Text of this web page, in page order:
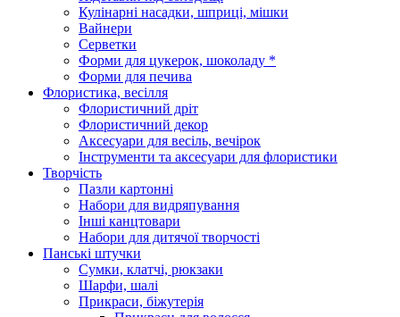
Кулінарні насадки, шприці, мішки
Вайнери
Серветки
Форми для цукерок, шоколаду *
Форми для печива
Флористика, весілля
Флористичний дріт
Флористичний декор
Аксесуари для весіль, вечірок
Інструменти та аксесуари для флористики
Творчість
Пазли картонні
Набори для видряпування
Інші канцтовари
Набори для дитячої творчості
Панські штучки
Сумки, клатчі, рюкзаки
Шарфи, шалі
Прикраси, біжутерія